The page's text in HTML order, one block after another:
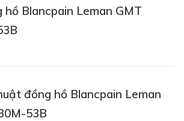
hồ Blancpain Leman GMT
đồng hồ Blancpain Leman
53B